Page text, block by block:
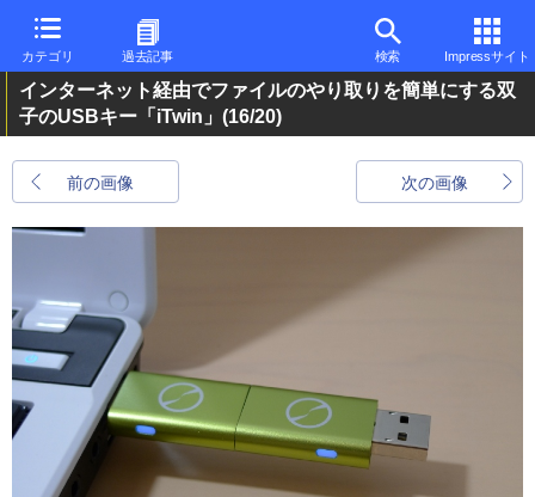
カテゴリ 過去記事 検索 Impressサイト
インターネット経由でファイルのやり取りを簡単にする双
子のUSBキー「iTwin」 (16/20)
前の画像 次の画像